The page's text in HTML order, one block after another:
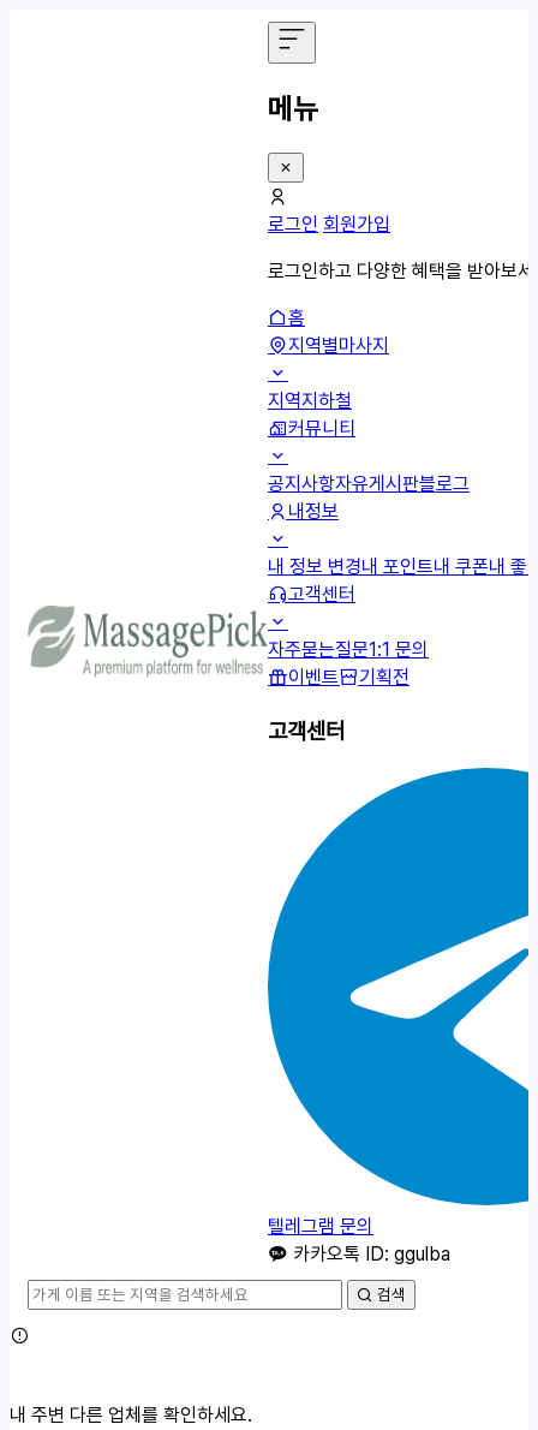
메뉴
로그인 회원가입
로그인하고 다양한 혜택을 받아보
홈
지역별마사지
지역지하철
커뮤니티
공지사항자유게시판블로그
내정보
내 정보 변경내 포인트내 쿠폰내 좋
고객센터
자주묻는질문1:1 문의
이벤트
기획전
고객센터
텔레그램 문의
카카오톡 ID: ggulba
검색
내 주변 다른 업체를 확인하세요.